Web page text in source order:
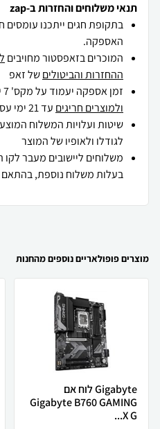
תנאי משלוחים והחזרות ב-zap
בתקופת חגים ייתכנו עומסים
האספקה.
המוכרים בזאפסטור מחויבים
ההחזרות והביטוליםשל זאפ
זמן אספקה יעמוד על מקס' 7 ימי עסקים מיום הזמנה,
ולמוצרים חריגים עד 21 ימי עסקים .
שיטות ועלויות המשלוח
לגודלו ולאופיו של המוצר
משלוחים ליישובים מעבר לקו
בעלות משלוח נוספת,
מוצרים פופולאריים נוספים מהחנות
Gigabyte לוח אם
Gigabyte B760 GAMING
X G...